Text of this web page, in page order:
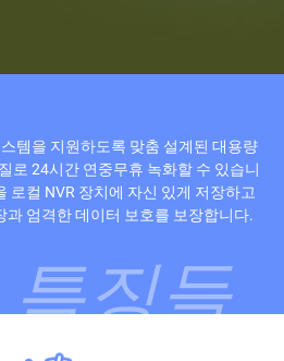
템을 지원하도록 맞춤 설계된 대용량
로 24시간 연중무휴 녹화할 수 있습니
로컬 NVR 장치에 자신 있게 저장하고
과 엄격한 데이터 보호를 보장합니다.
징들